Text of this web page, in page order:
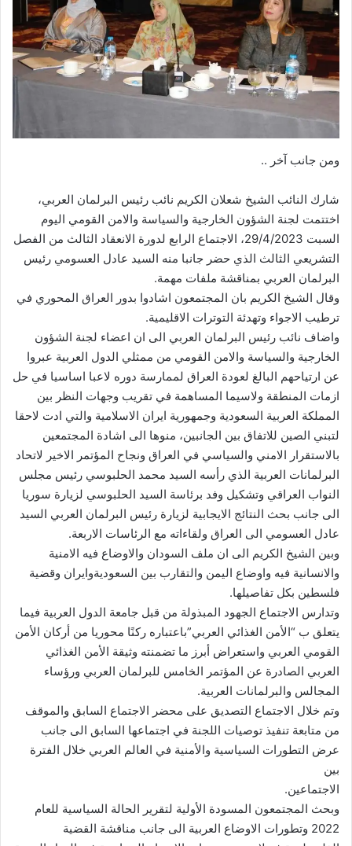
ومن جانب آخر ..
شارك النائب الشيخ شعلان الكريم نائب رئيس البرلمان العربي،
اختتمت لجنة الشؤون الخارجية والسياسة والامن القومي اليوم
السبت 29/4/2023، الاجتماع الرابع لدورة الانعقاد الثالث من الفصل
التشريعي الثالث الذي حضر جانبا منه السيد عادل العسومي رئيس
البرلمان العربي بمناقشة ملفات مهمة.
وقال الشيخ الكريم بان المجتمعون اشادوا بدور العراق المحوري في
ترطيب الاجواء وتهدئة التوترات الاقليمية.
واضاف نائب رئيس البرلمان العربي الى ان اعضاء لجنة الشؤون
الخارجية والسياسة والامن القومي من ممثلي الدول العربية عبروا
عن ارتياحهم البالغ لعودة العراق لممارسة دوره لاعبا اساسيا في حل
ازمات المنطقة ولاسيما المساهمة في تقريب وجهات النظر بين
المملكة العربية السعودية وجمهورية ايران الاسلامية والتي ادت لاحقا
لتبني الصين للاتفاق بين الجانبين، منوها الى اشادة المجتمعين
بالاستقرار الامني والسياسي في العراق ونجاح المؤتمر الاخير لاتحاد
البرلمانات العربية الذي رأسه السيد محمد الحلبوسي رئيس مجلس
النواب العراقي وتشكيل وفد برئاسة السيد الحلبوسي لزيارة سوريا
الى جانب بحث النتائج الايجابية لزيارة رئيس البرلمان العربي السيد
عادل العسومي الى العراق ولقاءاته مع الرئاسات الاربعة.
وبين الشيخ الكريم الى ان ملف السودان والاوضاع فيه الامنية
والانسانية فيه واوضاع اليمن والتقارب بين السعوديةوايران وقضية
فلسطين بكل تفاصيلها.
وتدارس الاجتماع الجهود المبذولة من قبل جامعة الدول العربية فيما
يتعلق ب “الأمن الغذائي العربي”باعتباره ركنًا محوريا من أركان الأمن
القومي العربي واستعراض أبرز ما تضمنته وثيقة الأمن الغذائي
العربي الصادرة عن المؤتمر الخامس للبرلمان العربي ورؤساء
المجالس والبرلمانات العربية.
وتم خلال الاجتماع التصديق على محضر الاجتماع السابق والموقف
من متابعة تنفيذ توصيات اللجنة في اجتماعها السابق الى جانب
عرض التطورات السياسية والأمنية في العالم العربي خلال الفترة
بين
الاجتماعين.
وبحث المجتمعون المسودة الأولية لتقرير الحالة السياسية للعام
2022 وتطورات الاوضاع العربية الى جانب مناقشة القضية